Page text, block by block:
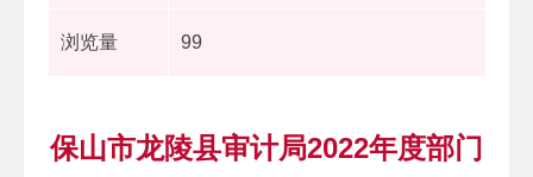
浏览量 99
保山市龙陵县审计局2022年度部门